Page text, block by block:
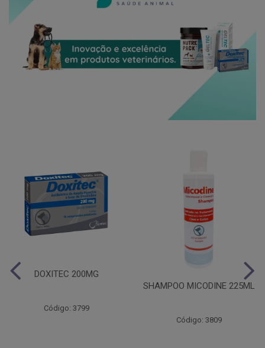
DOXITEC 200MG
Código: 3799
SHAMPOO MICODINE 225ML
Código: 3809